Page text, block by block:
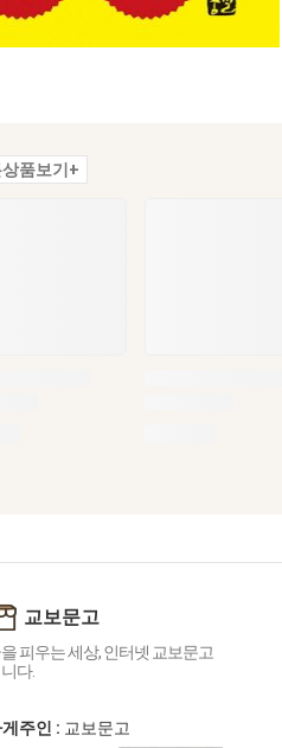
상품보기+
교보문고
피우는 세상, 인터넷 교보문고
다.
주인 : 교보문고